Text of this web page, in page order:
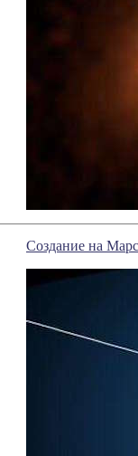
Создание на